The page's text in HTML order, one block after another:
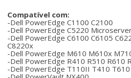
Compatível com:
-Dell PowerEdge C1100 C2100
-Dell PowerEdge C5220
-Dell PowerEdge C6100 C6105
C8220x
-Dell PowerEdge M610 M610x
-Dell PowerEdge R410 R510 R610
-Dell PowerEdge T110II T410